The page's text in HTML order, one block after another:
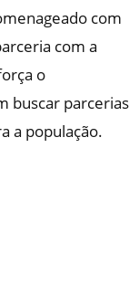
com
com a
o
buscar parcerias
a população.